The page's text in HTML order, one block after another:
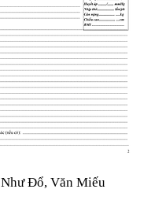
Đổ, Văn Miếu